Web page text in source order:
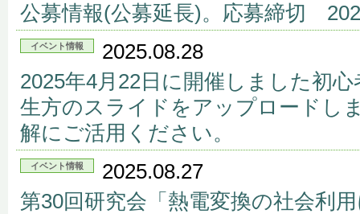
公募情報(公募延長)。応募締切
イベント情報
2025.08.28
2025年4月22日に開催しました初
生方のスライドをアップロードし
解にご活用ください。
イベント情報
2025.08.27
第30回研究会「熱電変換の社会利